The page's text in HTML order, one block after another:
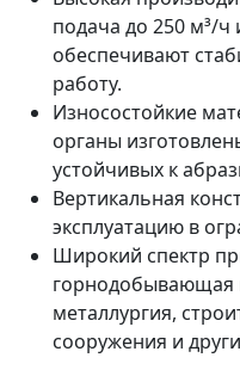
подача до 250 м³/ч
обеспечивают
работу.
Износостойкие
органы
устойчивых к
Вертикальная
эксплуатацию в
Широкий спектр
металлургия,
сооружения и